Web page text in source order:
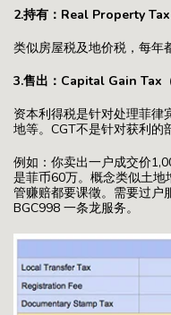
2.持有：Real Property
类似房屋税及地价税，每年
3.售出：Capital Gain Tax
资本利得税是针对处理菲律
地等。CGT不是针对获利的
例如：你卖出一户成交价
是菲币60万。概念类似土地
管赚赔都要课徵。需要过户
BGC998 一条龙服务。